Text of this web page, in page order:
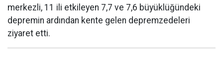
merkezli, 11 ili etkileyen 7,7 ve 7,6 büyüklüğündeki
depremin ardından kente gelen depremzedeleri
ziyaret etti.